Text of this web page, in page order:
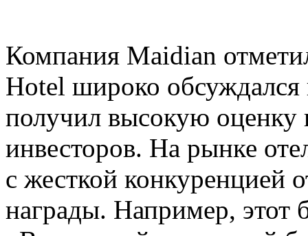
Компания Maidian
Hotel широко
получил высокую оценку
инвесторов. На рынке
с жесткой конкуренцией
награды. Например, этот